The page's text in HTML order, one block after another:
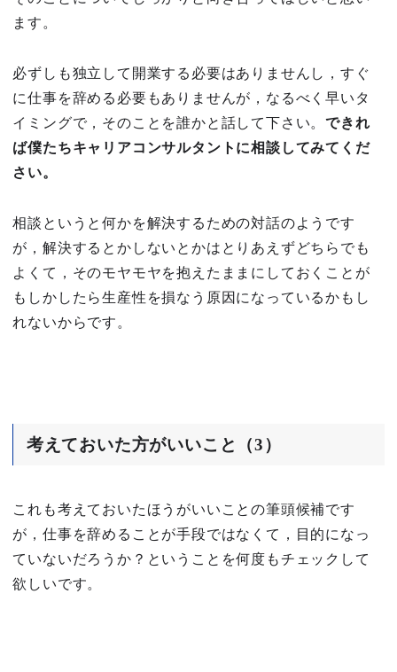
ます。
必ずしも独立して開業する必要はありませんし，すぐ
に仕事を辞める必要もありませんが，なるべく早いタ
イミングで，そのことを誰かと話して下さい。できれ
ば僕たちキャリアコンサルタントに相談してみてくだ
さい。
相談というと何かを解決するための対話のようです
が，解決するとかしないとかはとりあえずどちらでも
よくて，そのモヤモヤを抱えたままにしておくことが
もしかしたら生産性を損なう原因になっているかもし
れないからです。
考えておいた方がいいこと（3）
これも考えておいたほうがいいことの筆頭候補です
が，仕事を辞めることが手段ではなくて，目的になっ
ていないだろうか？ということを何度もチェックして
欲しいです。